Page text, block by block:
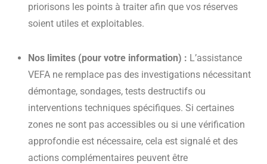
priorisons les points à traiter afin que vos réserves
soient utiles et exploitables.
Nos limites (pour votre information) : L’assistance
VEFA ne remplace pas des investigations nécessitant
démontage, sondages, tests destructifs ou
interventions techniques spécifiques. Si certaines
zones ne sont pas accessibles ou si une vérification
approfondie est nécessaire, cela est signalé et des
actions complémentaires peuvent être